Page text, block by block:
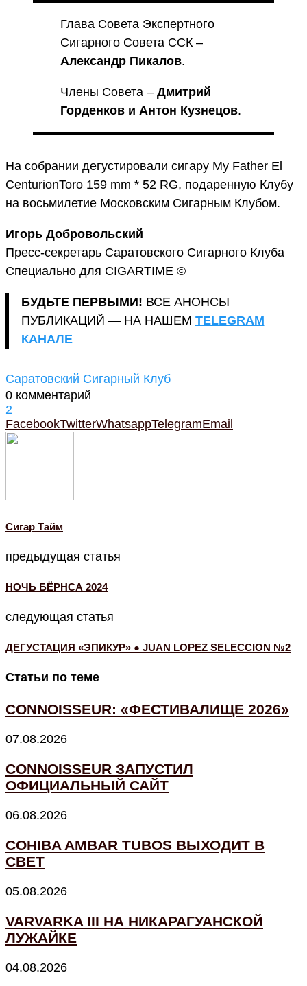
Глава Совета Экспертного
Сигарного Совета ССК –
Александр Пикалов.
Члены Совета – Дмитрий
Горденков и Антон Кузнецов.
На собрании дегустировали сигару My Father El
CenturionToro 159 mm * 52 RG, подаренную Клубу
на восьмилетие Московским Сигарным Клубом.
Игорь Добровольский
Пресс-секретарь Саратовского Сигарного Клуба
Специально для CIGARTIME ©
БУДЬТЕ ПЕРВЫМИ! ВСЕ АНОНСЫ
ПУБЛИКАЦИЙ — НА НАШЕМ TELEGRAM
КАНАЛЕ
Саратовский Сигарный Клуб
0 комментарий
2
FacebookTwitterWhatsappTelegramEmail
Cигар Тайм
предыдущая статья
НОЧЬ БЁРНСА 2024
следующая статья
ДЕГУСТАЦИЯ «ЭПИКУР» ● JUAN LOPEZ SELECCION №2
Статьи по теме
CONNOISSEUR: «ФЕСТИВАЛИЩЕ 2026»
07.08.2026
CONNOISSEUR ЗАПУСТИЛ
ОФИЦИАЛЬНЫЙ САЙТ
06.08.2026
COHIBA AMBAR TUBOS ВЫХОДИТ В
СВЕТ
05.08.2026
VARVARKA III НА НИКАРАГУАНСКОЙ
ЛУЖАЙКЕ
04.08.2026